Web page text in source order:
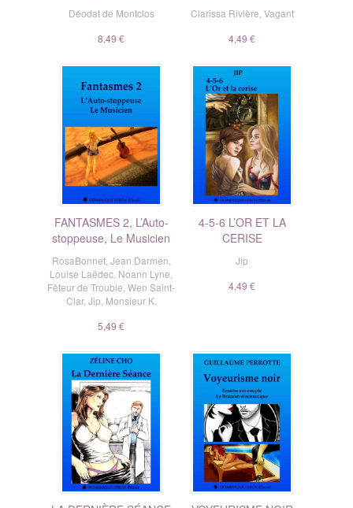
Déodat de Montclos
8,49 €
Clarissa Rivière,Vagant
4,49 €
FANTASMES 2, L’Auto-
stoppeuse, Le Musicien
RosaBonnet,Jean Darmen,
Louise Laëdec, Noann Lyne,
Fêteur de Trouble,Wen Saint-
Clar,Jip, Monsieur K.
5,49 €
4-5-6 L’OR ET LA
CERISE
Jip
4,49 €